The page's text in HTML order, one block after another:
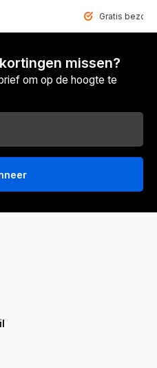
Gratis
missen?
om op de hoogte te